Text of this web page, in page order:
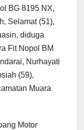
BG 8195 NX,
Selamat (51),
diduga
Fit Nopol BM
Nurhayati
(59),
Muara
Motor